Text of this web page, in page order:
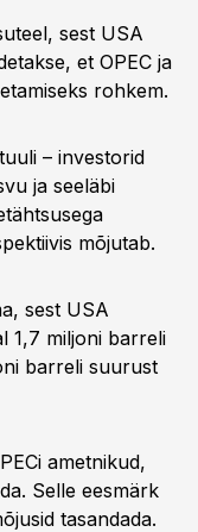
sest USA
et OPEC ja
rohkem.
– investorid
ja seeläbi
mõjutab.
sest USA
1,7 miljoni barreli
barreli suurust
ametnikud,
Selle eesmärk
tasandada.